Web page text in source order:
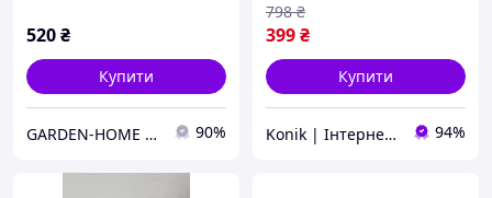
520₴
Купити
GARDEN-HOME (Дім, сад, діти) 90%
399₴
798 ₴
Купити
Konik | Інтернет-магазин 94%